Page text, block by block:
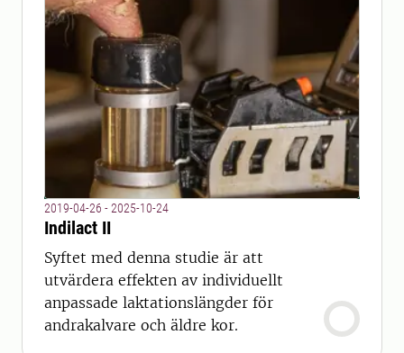
2019-04-26 - 2025-10-24
Indilact II
Syftet med denna studie är att
utvärdera effekten av individuellt
anpassade laktationslängder för
andrakalvare och äldre kor.